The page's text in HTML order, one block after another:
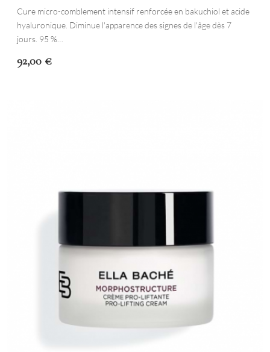
Cure micro-comblement intensif renforcée en bakuchiol et acide
hyaluronique. Diminue l'apparence des signes de l'âge dès 7
jours. 95 %…
92,00 €